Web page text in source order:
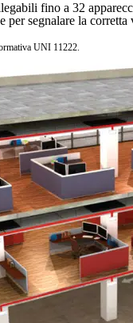
fino a 32
per segnalare la
UNI 11222.